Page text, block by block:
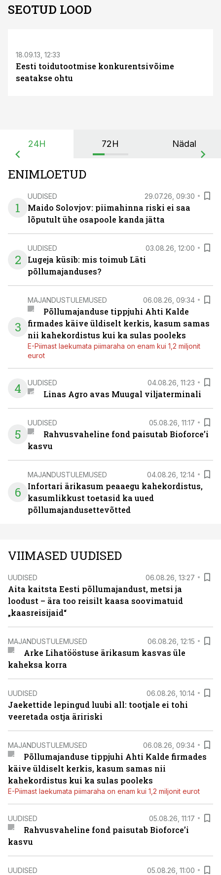
SEOTUD LOOD
18.09.13, 12:33
Eesti toidutootmise konkurentsivõime
seatakse ohtu
24H 72H Nädal
ENIMLOETUD
1
UUDISED 29.07.26, 09:30
Maido Solovjov: piimahinna riski ei saa
lõputult ühe osapoole kanda jätta
2
UUDISED 03.08.26, 12:00
Lugeja küsib: mis toimub Läti
põllumajanduses?
3
MAJANDUSTULEMUSED 06.08.26, 09:34
Põllumajanduse tippjuhi Ahti Kalde
firmades käive üldiselt kerkis, kasum samas
nii kahekordistus kui ka sulas pooleks
E-Piimast laekumata piimaraha on enam kui 1,2 miljonit
eurot
4 UUDISED 04.08.26, 11:23
Linas Agro avas Muugal viljaterminali
5
UUDISED 05.08.26, 11:17
Rahvusvaheline fond paisutab Bioforce’i
kasvu
6
MAJANDUSTULEMUSED 04.08.26, 12:14
Infortari ärikasum peaaegu kahekordistus,
kasumlikkust toetasid ka uued
põllumajandusettevõtted
VIIMASED UUDISED
UUDISED 06.08.26, 13:27
Aita kaitsta Eesti põllumajandust, metsi ja
loodust – ära too reisilt kaasa soovimatuid
„kaasreisijaid“
MAJANDUSTULEMUSED 06.08.26, 12:15
Arke Lihatööstuse ärikasum kasvas üle
kaheksa korra
UUDISED 06.08.26, 10:14
Jaekettide lepingud luubi all: tootjale ei tohi
veeretada ostja äririski
MAJANDUSTULEMUSED 06.08.26, 09:34
Põllumajanduse tippjuhi Ahti Kalde firmades
käive üldiselt kerkis, kasum samas nii
kahekordistus kui ka sulas pooleks
E-Piimast laekumata piimaraha on enam kui 1,2 miljonit eurot
UUDISED 05.08.26, 11:17
Rahvusvaheline fond paisutab Bioforce’i
kasvu
UUDISED 05.08.26, 11:00